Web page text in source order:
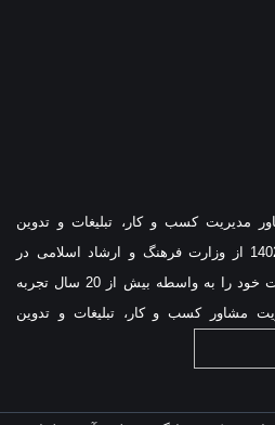
کسب و کار، تبلیغات و تدوین
استراتژی به شماره ثبت 14021027 از وزارت فرهنگ و ارشاد اسلامی در
رسته مشاور از سال 1396 فعالیت خود را به واسطه بیش از 20 سال تجربه
مشاور کسب و کار، تبلیغات و تدوین